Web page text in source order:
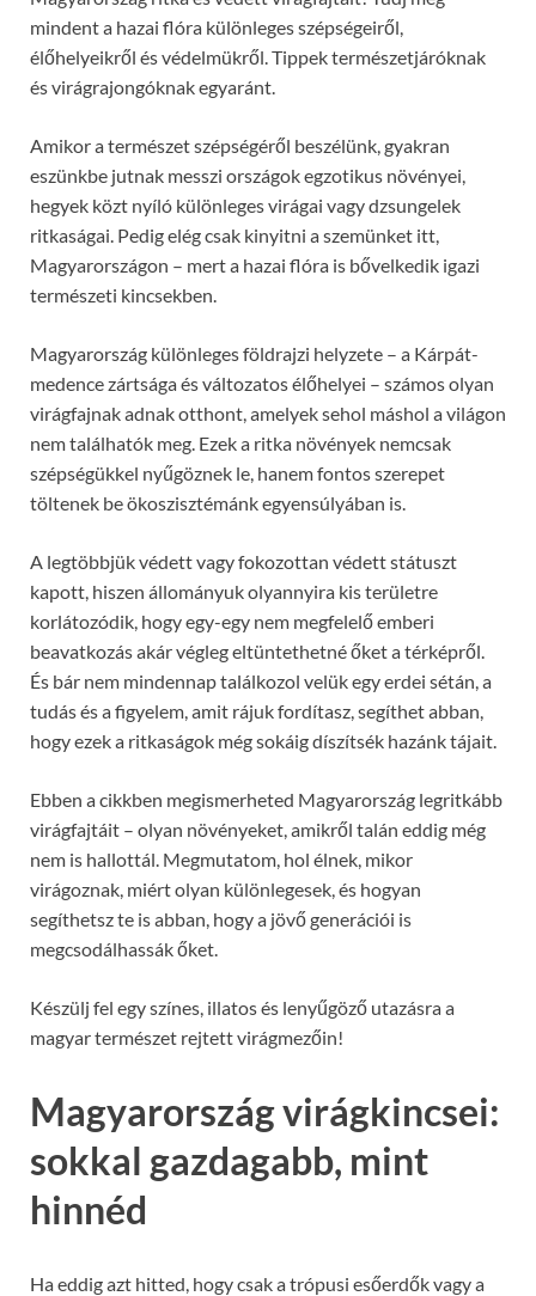
mindent a hazai flóra különleges szépségeiről,
élőhelyeikről és védelmükről. Tippek természetjáróknak
és virágrajongóknak egyaránt.
Amikor a természet szépségéről beszélünk, gyakran
eszünkbe jutnak messzi országok egzotikus növényei,
hegyek közt nyíló különleges virágai vagy dzsungelek
ritkaságai. Pedig elég csak kinyitni a szemünket itt,
Magyarországon – mert a hazai flóra is bővelkedik igazi
természeti kincsekben.
Magyarország különleges földrajzi helyzete – a Kárpát-
medence zártsága és változatos élőhelyei – számos olyan
virágfajnak adnak otthont, amelyek sehol máshol a világon
nem találhatók meg. Ezek a ritka növények nemcsak
szépségükkel nyűgöznek le, hanem fontos szerepet
töltenek be ökoszisztémánk egyensúlyában is.
A legtöbbjük védett vagy fokozottan védett státuszt
kapott, hiszen állományuk olyannyira kis területre
korlátozódik, hogy egy-egy nem megfelelő emberi
beavatkozás akár végleg eltüntethetné őket a térképről.
És bár nem mindennap találkozol velük egy erdei sétán, a
tudás és a figyelem, amit rájuk fordítasz, segíthet abban,
hogy ezek a ritkaságok még sokáig díszítsék hazánk tájait.
Ebben a cikkben megismerheted Magyarország legritkább
virágfajtáit – olyan növényeket, amikről talán eddig még
nem is hallottál. Megmutatom, hol élnek, mikor
virágoznak, miért olyan különlegesek, és hogyan
segíthetsz te is abban, hogy a jövő generációi is
megcsodálhassák őket.
Készülj fel egy színes, illatos és lenyűgöző utazásra a
magyar természet rejtett virágmezőin!
Magyarország virágkincsei:
sokkal gazdagabb, mint
hinnéd
Ha eddig azt hitted, hogy csak a trópusi esőerdők vagy a